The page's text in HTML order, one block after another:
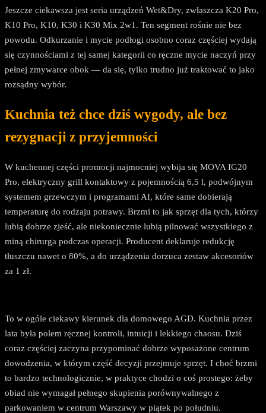
Jeszcze ciekawsza jest seria urządzeń Wet&Dry, zwłaszcza K20 Pro,
K10 Pro, K10, K30 i K30 Mix 2w1. Ten segment rośnie nie bez
powodu. Odkurzanie i mycie podłogi osobno coraz częściej wydają
się czynnościami z tej samej kategorii co ręczne mycie naczyń przy
pełnej zmywarce obok — da się, tylko trudno już traktować to jako
rozsądny wybór.
Kuchnia też chce dziś wygody, ale bez
rezygnacji z przyjemności
W kuchennej części promocji najmocniej wybija się MOVA IG20
Pro, elektryczny grill kontaktowy z pojemnością 6,5 l, podwójnym
systemem grzewczym i programami AI, które same dobierają
temperaturę do rodzaju potrawy. Brzmi to jak sprzęt dla tych, którzy
lubią dobrze zjeść, ale niekoniecznie lubią pilnować wszystkiego z
miną chirurga podczas operacji. Producent deklaruje redukcję
tłuszczu nawet o 80%, a do urządzenia dorzuca zestaw akcesoriów
za 1 zł.
To w ogóle ciekawy kierunek dla domowego AGD. Kuchnia przez
lata była polem ręcznej kontroli, intuicji i lekkiego chaosu. Dziś
coraz częściej zaczyna przypominać dobrze wyposażone centrum
dowodzenia, w którym część decyzji przejmuje sprzęt. I choć brzmi
to bardzo technologicznie, w praktyce chodzi o coś prostego: żeby
obiad nie wymagał pełnego skupienia porównywalnego z
parkowaniem w centrum Warszawy w piątek po południu.